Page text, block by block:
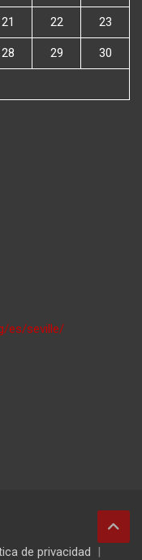
21 22 23
28 29 30
es/seville/
de privacidad